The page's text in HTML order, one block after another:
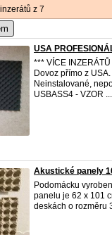
z 7
USA
*** VÍCE
Dovoz přímo z
Neinstalované,
USBASS4 - VZOR ...
Akustické panely
Podomácku
panelu je 62 x 101
deskách o rozměru